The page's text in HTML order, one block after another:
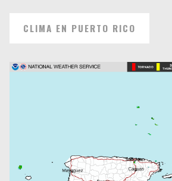
CLIMA EN PUERTO RICO